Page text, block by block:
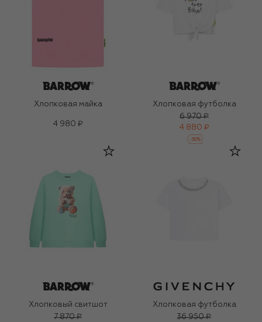
Хлопковая майка
4 980 ₽
Хлопковая футболка
6 970 ₽
4 880 ₽
-30%
Хлопковый свитшот
7 870 ₽
Хлопковая футболка
36 950 ₽